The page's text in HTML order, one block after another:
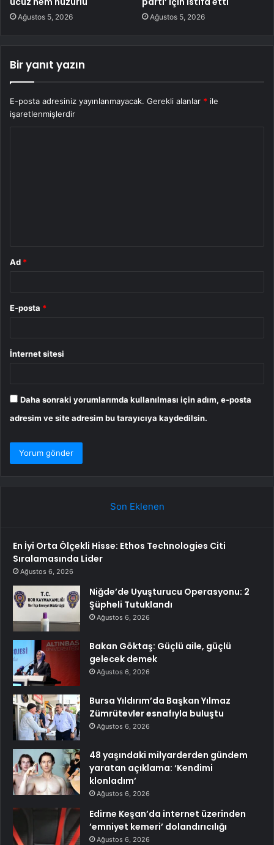
Ağustos 5, 2026 Ağustos 5, 2026
Bir yanıt yazın
E-posta adresiniz yayınlanmayacak. Gerekli alanlar * ile
işaretlenmişlerdir
Ad *
E-posta *
İnternet sitesi
Daha sonraki yorumlarımda kullanılması için adım, e-posta
adresim ve site adresim bu tarayıcıya kaydedilsin.
Son Eklenen
En İyi Orta Ölçekli Hisse: Ethos Technologies Citi
Sıralamasında Lider
Ağustos 6, 2026
Niğde’de Uyuşturucu Operasyonu: 2
Şüpheli Tutuklandı
Ağustos 6, 2026
Bakan Göktaş: Güçlü aile, güçlü
gelecek demek
Ağustos 6, 2026
Bursa Yıldırım’da Başkan Yılmaz
Zümrütevler esnafıyla buluştu
Ağustos 6, 2026
48 yaşındaki milyarderden gündem
yaratan açıklama: ‘Kendimi
klonladım’
Ağustos 6, 2026
Edirne Keşan’da internet üzerinden
’emniyet kemeri’ dolandırıcılığı
Ağustos 6, 2026